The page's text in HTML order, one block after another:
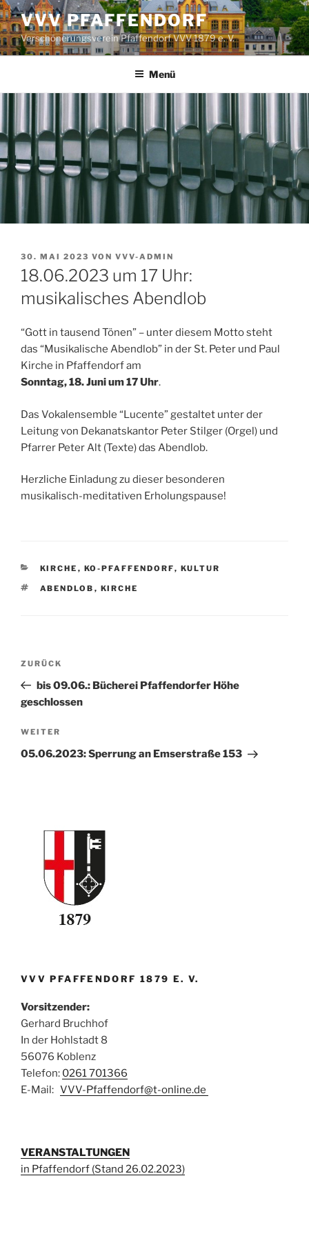
Zum
Inhalt
springen
VVV PFAFFENDORF
Verschönerungsverein Pfaffendorf VVV 1879 e. V.
Menü
VERÖFFENTLICHT
AM
30. MAI 2023 VON VVV-ADMIN
18.06.2023 um 17 Uhr:
musikalisches Abendlob
“Gott in tausend Tönen” – unter diesem Motto steht
das “Musikalische Abendlob” in der St. Peter und Paul
Kirche in Pfaffendorf am
Sonntag, 18. Juni um 17 Uhr.
Das Vokalensemble “Lucente” gestaltet unter der
Leitung von Dekanatskantor Peter Stilger (Orgel) und
Pfarrer Peter Alt (Texte) das Abendlob.
Herzliche Einladung zu dieser besonderen
musikalisch-meditativen Erholungspause!
KATEGORIEN
KIRCHE , KO-PFAFFENDORF, KULTUR
SCHLAGWÖRTER
ABENDLOB , KIRCHE
Beitragsnavigation
Vorheriger
Beitrag
ZURÜCK
bis 09.06.: Bücherei Pfaffendorfer Höhe
geschlossen
Nächster
Beitrag
WEITER
05.06.2023: Sperrung an Emserstraße 153
VVV PFAFFENDORF 1879 E. V.
Vorsitzender:
Gerhard Bruchhof
In der Hohlstadt 8
56076 Koblenz
Telefon: 0261 701366
E-Mail: VVV-Pfaffendorf@t-online.de
VERANSTALTUNGEN
in Pfaffendorf (Stand 26.02.2023)